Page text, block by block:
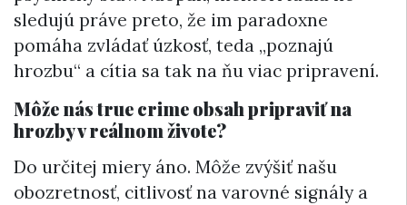
sledujú práve preto, že im paradoxne
pomáha zvládať úzkosť, teda „poznajú
hrozbu“ a cítia sa tak na ňu viac pripravení.
Môže nás true crime obsah pripraviť na
hrozby v reálnom živote?
Do určitej miery áno. Môže zvýšiť našu
obozretnosť, citlivosť na varovné signály a